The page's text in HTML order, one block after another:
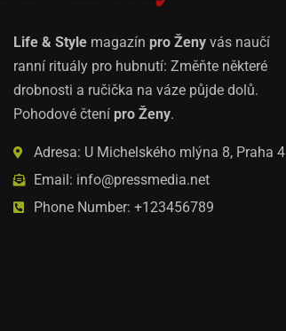
Life & Style magazín pro Ženy vás naučí
ranní rituály pro hubnutí: Změňte některé
drobnosti a ručička na váze půjde dolů.
Pohodové čtení pro Ženy.
Adresa: U Michelského mlýna 8, Praha 4
Email: info@pressmedia.net
Phone Number: +123456789